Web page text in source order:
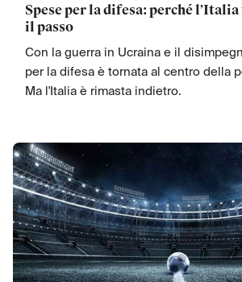
Spese per la difesa: perché
il passo
Con la guerra in Ucraina e il
per la difesa è tornata al centro della
Ma l'Italia è rimasta indietro.